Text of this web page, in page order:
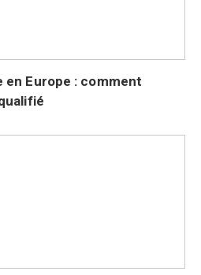
en Europe : comment